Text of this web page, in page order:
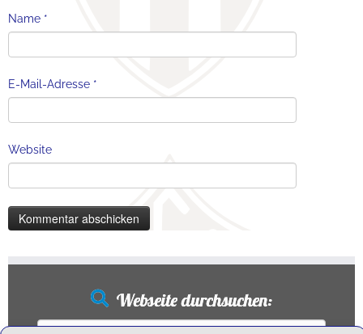
Name *
E-Mail-Adresse *
Website
Webseite durchsuchen:
Suchen